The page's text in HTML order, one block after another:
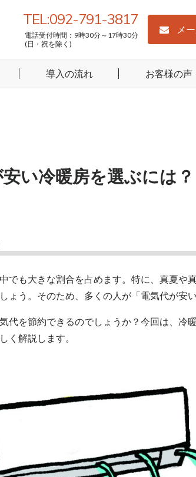
TEL:092-791-3817
電話受付時間：9時30分～17時30分
(日・祝を除く)
メ
導入の流れ お客様の声
い冷暖房を選ぶには？
でも大きな割合を占めます。特に、真夏や
ょう。そのため、多くの人が「電気代が安
代を節約できるのでしょうか？今回は、冷
く解説します。